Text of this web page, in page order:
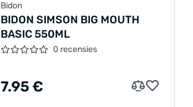
Bidon
BIDON SIMSON BIG MOUTH
BASIC 550ML
0 recensies
7.95 €